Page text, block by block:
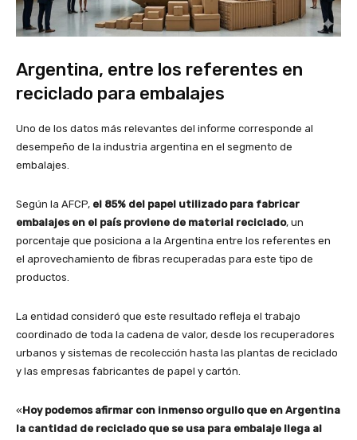
Argentina, entre los referentes en
reciclado para embalajes
Uno de los datos más relevantes del informe corresponde al
desempeño de la industria argentina en el segmento de
embalajes.
Según la AFCP, el 85% del papel utilizado para fabricar
embalajes en el país proviene de material reciclado, un
porcentaje que posiciona a la Argentina entre los referentes en
el aprovechamiento de fibras recuperadas para este tipo de
productos.
La entidad consideró que este resultado refleja el trabajo
coordinado de toda la cadena de valor, desde los recuperadores
urbanos y sistemas de recolección hasta las plantas de reciclado
y las empresas fabricantes de papel y cartón.
«Hoy podemos afirmar con inmenso orgullo que en Argentina
la cantidad de reciclado que se usa para embalaje llega al